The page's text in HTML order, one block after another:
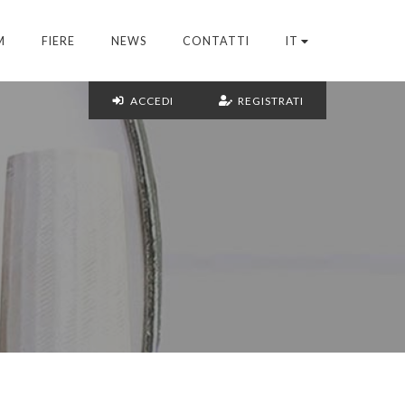
FIERE NEWS CONTATTI IT
ACCEDI REGISTRATI